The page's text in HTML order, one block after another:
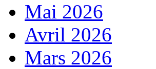
Mai 2026
Avril 2026
Mars 2026